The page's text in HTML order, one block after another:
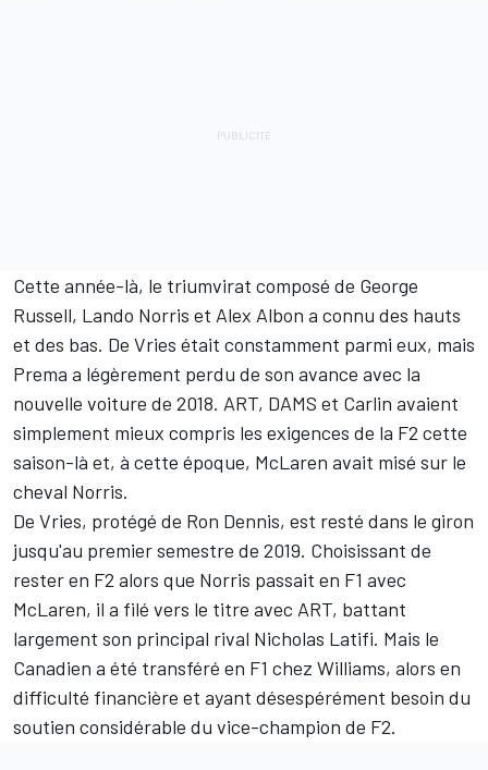
Cette année-là, le triumvirat composé de George
Russell, Lando Norris et Alex Albon a connu des hauts
et des bas. De Vries était constamment parmi eux, mais
Prema a légèrement perdu de son avance avec la
nouvelle voiture de 2018. ART, DAMS et Carlin avaient
simplement mieux compris les exigences de la F2 cette
saison-là et, à cette époque, McLaren avait misé sur le
cheval Norris.
De Vries, protégé de Ron Dennis, est resté dans le giron
jusqu'au premier semestre de 2019. Choisissant de
rester en F2 alors que Norris passait en F1 avec
McLaren, il a filé vers le titre avec ART, battant
largement son principal rival Nicholas Latifi. Mais le
Canadien a été transféré en F1 chez Williams, alors en
difficulté financière et ayant désespérément besoin du
soutien considérable du vice-champion de F2.